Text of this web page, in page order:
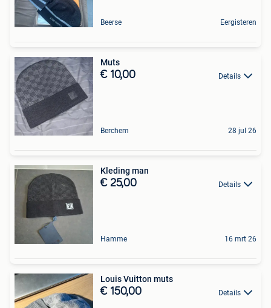
Beerse Eergisteren
Muts
€ 10,00 Details
Berchem 28 jul 26
Kleding man
€ 25,00 Details
Hamme 16 mrt 26
Louis Vuitton muts
€ 150,00 Details